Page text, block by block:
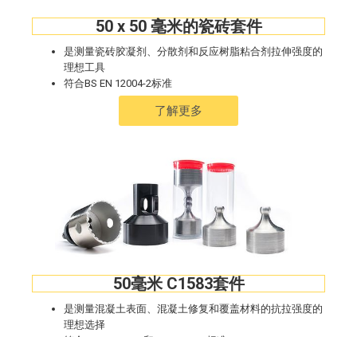
50 x 50 毫米的瓷砖套件
是测量瓷砖胶凝剂、分散剂和反应树脂粘合剂拉伸强度的
理想工具
符合BS EN 12004-2标准
了解更多
50毫米 C1583套件
是测量混凝土表面、混凝土修复和覆盖材料的抗拉强度的
理想选择